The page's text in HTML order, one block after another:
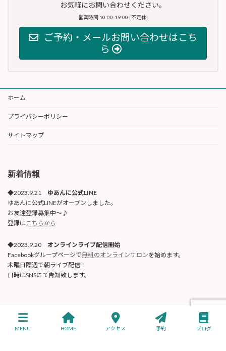
お気軽にお問い合わせください。
営業時間 10:00-19:00 [不定休]
ご予約・メールお問い合わせはこち
ら
ホーム
プライバシーポリシー
サイトマップ
新着情報
◆2023.9.21 ゆあんに公式LINE
ゆあんに公式LINEがオープンしました。
お友達登録募集中〜♪
登録はこちらから
◆2023.9.20 オンラインライブ配信開始
Facebookグループページで無料のオンラインサロンを始めます。
木曜日隔週で朝ライブ配信！
日時はSNSにて告知致します。
MENU HOME アクセス 予約 ブログ